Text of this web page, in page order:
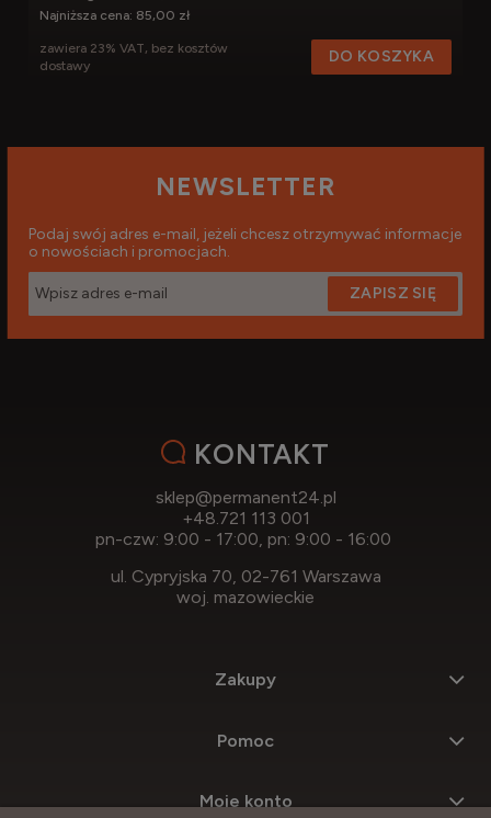
Najniższa cena: 85,00 zł
zawiera 23% VAT, bez kosztów
dostawy
DO KOSZYKA
NEWSLETTER
Podaj swój adres e-mail, jeżeli chcesz otrzymywać informacje
o nowościach i promocjach.
ZAPISZ SIĘ
KONTAKT
sklep@permanent24.pl
+48.721 113 001
pn-czw: 9:00 - 17:00, pn: 9:00 - 16:00
ul. Cypryjska 70, 02-761 Warszawa
woj. mazowieckie
Zakupy
Pomoc
Moje konto